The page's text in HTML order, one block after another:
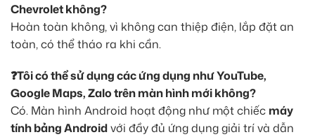
Chevrolet không?
Hoàn toàn không, vì không can thiệp điện, lắp đặt an
toàn, có thể tháo ra khi cần.
❓Tôi có thể sử dụng các ứng dụng như YouTube,
Google Maps, Zalo trên màn hình mới không?
Có. Màn hình Android hoạt động như một chiếc máy
tính bảng Androidvới đầy đủ ứng dụng giải trí và dẫn